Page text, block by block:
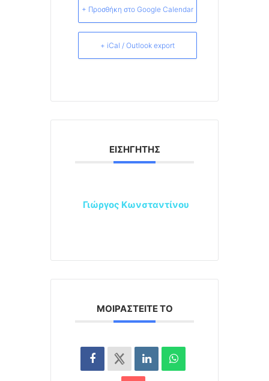
+ Προσθήκη στο Google Calendar
+ iCal / Outlook export
ΕΙΣΗΓΗΤΉΣ
Γιώργος Κωνσταντίνου
ΜΟΙΡΑΣΤΕΊΤΕ ΤΟ